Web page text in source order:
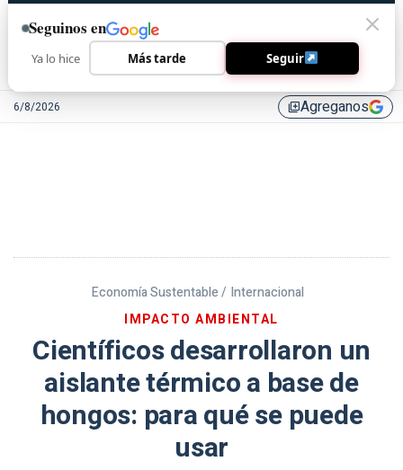
6/8/2026 library_addAgreganos
Economía Sustentable / Internacional
IMPACTO AMBIENTAL
Científicos desarrollaron un
aislante térmico a base de
hongos: para qué se puede
usar
Seguinos en
Ya lo hice Más tarde Seguir